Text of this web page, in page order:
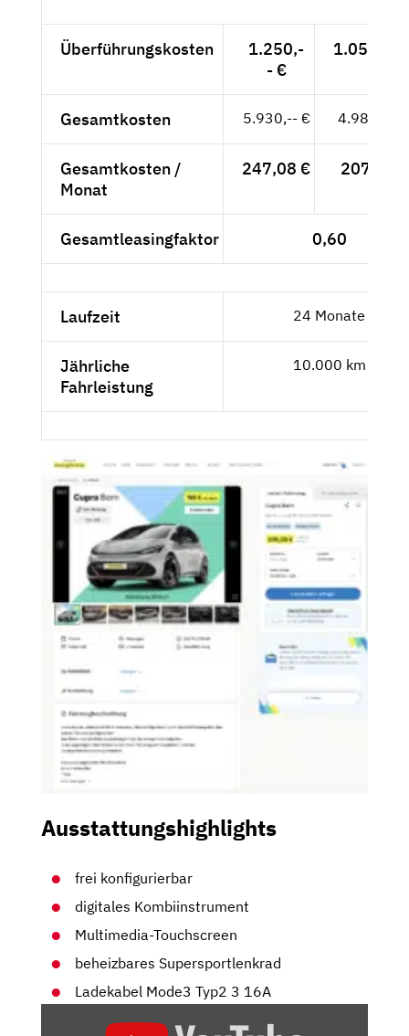
Überführungskosten
1.250,-
- €
1.050,42
Gesamtkosten 5.930,-- € 4.983,19
Gesamtkosten /
Monat
247,08 € 207,63 €
Gesamtleasingfaktor 0,60
Laufzeit 24 Monate
Jährliche
Fahrleistung
10.000 km
Ausstattungshighlights
frei konfigurierbar
digitales Kombiinstrument
Multimedia-Touchscreen
beheizbares Supersportlenkrad
Ladekabel Mode3 Typ2 3 16A